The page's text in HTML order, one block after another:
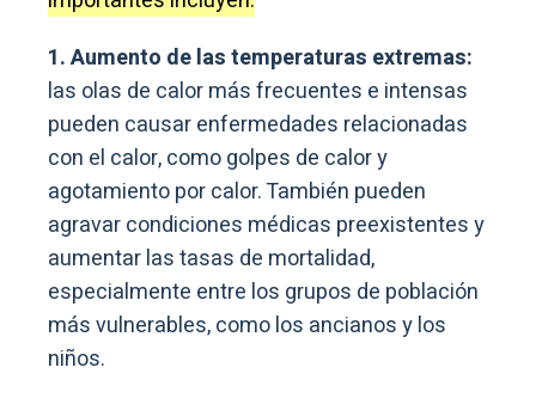
1. Aumento de las temperaturas extremas:
las olas de calor más frecuentes e intensas
pueden causar enfermedades relacionadas
con el calor, como golpes de calor y
agotamiento por calor. También pueden
agravar condiciones médicas preexistentes y
aumentar las tasas de mortalidad,
especialmente entre los grupos de población
más vulnerables, como los ancianos y los
niños.